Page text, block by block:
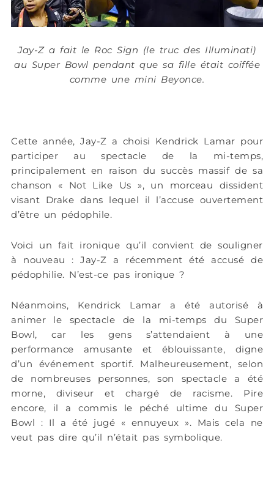
Jay-Z a fait le Roc Sign (le truc des Illuminati)
au Super Bowl pendant que sa fille était coiffée
comme une mini Beyonce.
Cette année, Jay-Z a choisi Kendrick Lamar pour
participer au spectacle de la mi-temps,
principalement en raison du succès massif de sa
chanson « Not Like Us », un morceau dissident
visant Drake dans lequel il l’accuse ouvertement
d’être un pédophile.
Voici un fait ironique qu’il convient de souligner
à nouveau : Jay-Z a récemment été accusé de
pédophilie. N’est-ce pas ironique ?
Néanmoins, Kendrick Lamar a été autorisé à
animer le spectacle de la mi-temps du Super
Bowl, car les gens s’attendaient à une
performance amusante et éblouissante, digne
d’un événement sportif. Malheureusement, selon
de nombreuses personnes, son spectacle a été
morne, diviseur et chargé de racisme. Pire
encore, il a commis le péché ultime du Super
Bowl : Il a été jugé « ennuyeux ». Mais cela ne
veut pas dire qu’il n’était pas symbolique.